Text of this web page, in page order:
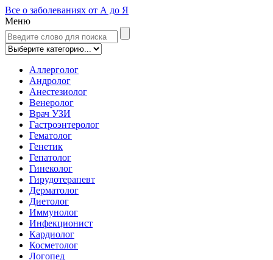
Все о заболеваниях от А до Я
Меню
Аллерголог
Андролог
Анестезиолог
Венеролог
Врач УЗИ
Гастроэнтеролог
Гематолог
Генетик
Гепатолог
Гинеколог
Гирудотерапевт
Дерматолог
Диетолог
Иммунолог
Инфекционист
Кардиолог
Косметолог
Логопед